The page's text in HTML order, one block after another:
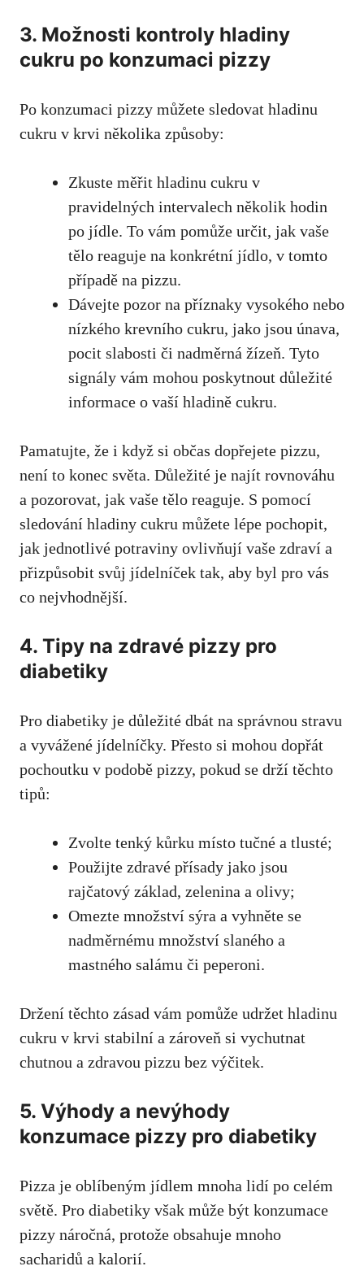
3. Možnosti kontroly ⁣hladiny
cukru po konzumaci pizzy
Po konzumaci pizzy‌ můžete⁢ sledovat​ hladinu
cukru⁤ v‌ krvi několika⁣ způsoby:
Zkuste měřit ⁤hladinu cukru v
⁣pravidelných intervalech několik ​hodin
po‌ jídle. ‌To vám pomůže určit, ​jak​ vaše
tělo‍ reaguje‌ na konkrétní jídlo, v tomto‍
případě ⁣na pizzu.
Dávejte pozor na příznaky vysokého nebo
nízkého krevního cukru,⁢ jako jsou únava,
pocit ‌slabosti či nadměrná žízeň. Tyto
signály vám mohou poskytnout důležité ​
informace o‍ vaší hladině cukru.
Pamatujte, že i když si občas dopřejete ⁤pizzu,
není to⁢ konec⁣ světa.​ Důležité ⁤je najít rovnováhu‌
a ⁣pozorovat,‌ jak vaše tělo reaguje. S pomocí
‍sledování​ hladiny⁣ cukru můžete ⁣lépe pochopit,
jak jednotlivé potraviny ovlivňují vaše‍ zdraví ⁢a
přizpůsobit svůj jídelníček tak, aby byl pro⁢ vás
co‍ nejvhodnější.
4. Tipy na zdravé pizzy⁤ pro
diabetiky
Pro diabetiky⁤ je důležité dbát na správnou stravu
a vyvážené ⁢jídelníčky. Přesto si⁣ mohou dopřát
pochoutku v podobě ⁢pizzy, pokud se drží těchto
tipů:
Zvolte⁢ tenký ​kůrku místo tučné a tlusté;
Použijte zdravé přísady jako ‌jsou
rajčatový základ, zelenina a olivy;
Omezte množství sýra a vyhněte se
nadměrnému množství slaného⁤ a
mastného salámu či peperoni.
Držení těchto ​zásad vám pomůže udržet ⁤hladinu
cukru v ⁤krvi stabilní⁤ a zároveň si vychutnat
chutnou ⁢a zdravou pizzu bez ⁣výčitek.
5. ‍Výhody a nevýhody
⁣konzumace pizzy pro diabetiky
Pizza je oblíbeným ⁤jídlem ⁣mnoha lidí po celém⁢
světě. ⁢Pro⁢ diabetiky ‍však může být⁣ konzumace ​
pizzy⁢ náročná, protože obsahuje mnoho⁢
sacharidů ‍a kalorií.